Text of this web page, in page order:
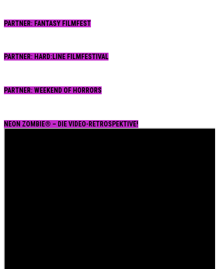
PARTNER: FANTASY FILMFEST
PARTNER: HARD:LINE FILMFESTIVAL
PARTNER: WEEKEND OF HORRORS
NEON ZOMBIE® – DIE VIDEO-RETROSPEKTIVE!